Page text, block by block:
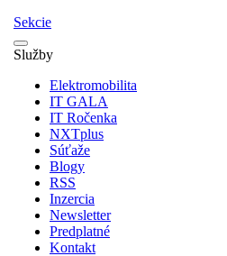
Sekcie
Služby
Elektromobilita
IT GALA
IT Ročenka
NXTplus
Súťaže
Blogy
RSS
Inzercia
Newsletter
Predplatné
Kontakt